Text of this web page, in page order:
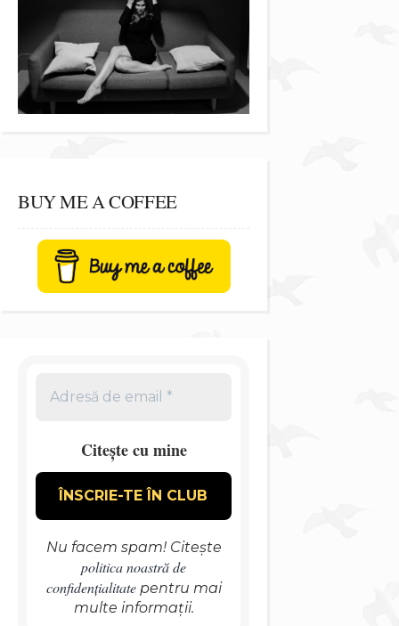
BUY ME A COFFEE
Citește cu mine
Nu facem spam! Citește
politica noastră de
confidențialitatepentru mai
multe informații.